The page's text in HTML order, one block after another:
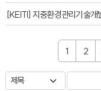
[KEITI] 지중환경관리기술개
1 2